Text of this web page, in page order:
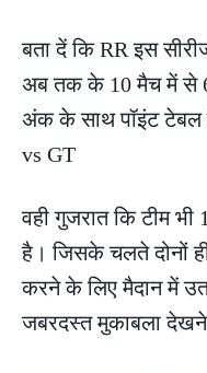
बता दें कि RR इस
अब तक के 10 मैच में से
अंक के साथ पॉइंट टेबल
vs GT
वही गुजरात कि टीम
है। जिसके चलते दोनों
करने के लिए मैदान में
जबरदस्त मुकाबला देखने